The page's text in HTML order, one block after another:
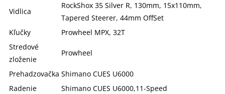
Vidlica
RockShox 35 Silver R, 130mm, 15x110mm,
Tapered Steerer, 44mm OffSet
Kľučky
Prowheel MPX, 32T
Stredové
zloženie
Prowheel
Prehadzovačka Shimano CUES U6000
Radenie
Shimano CUES U6000,11-Speed